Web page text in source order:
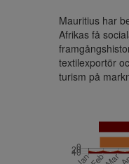
Mauritius har
Afrikas få
textilexportör
turism på